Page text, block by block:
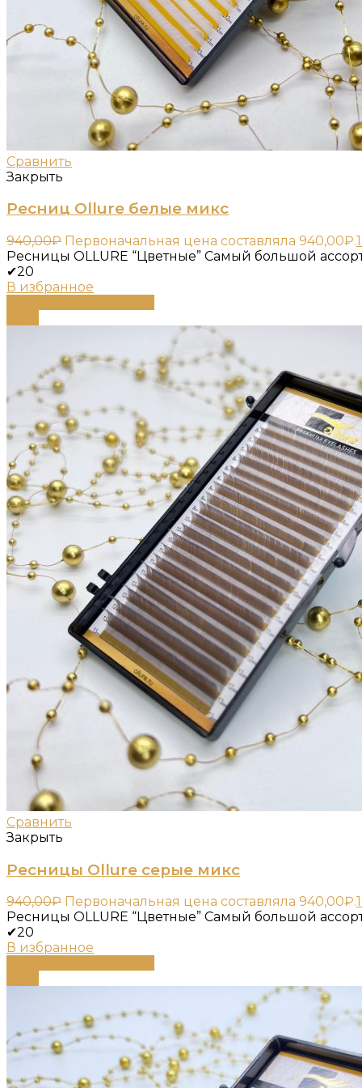
Сравнить
Закрыть
Ресниц Ollure белые микс
940,00₽ Первоначальная цена составляла 940,00₽.
Ресницы OLLURE “Цветные” Самый большой
✔20
В избранное
Сравнить
Закрыть
Ресницы Ollure серые микс
940,00₽ Первоначальная цена составляла 940,00₽.
Ресницы OLLURE “Цветные” Самый большой
✔20
В избранное